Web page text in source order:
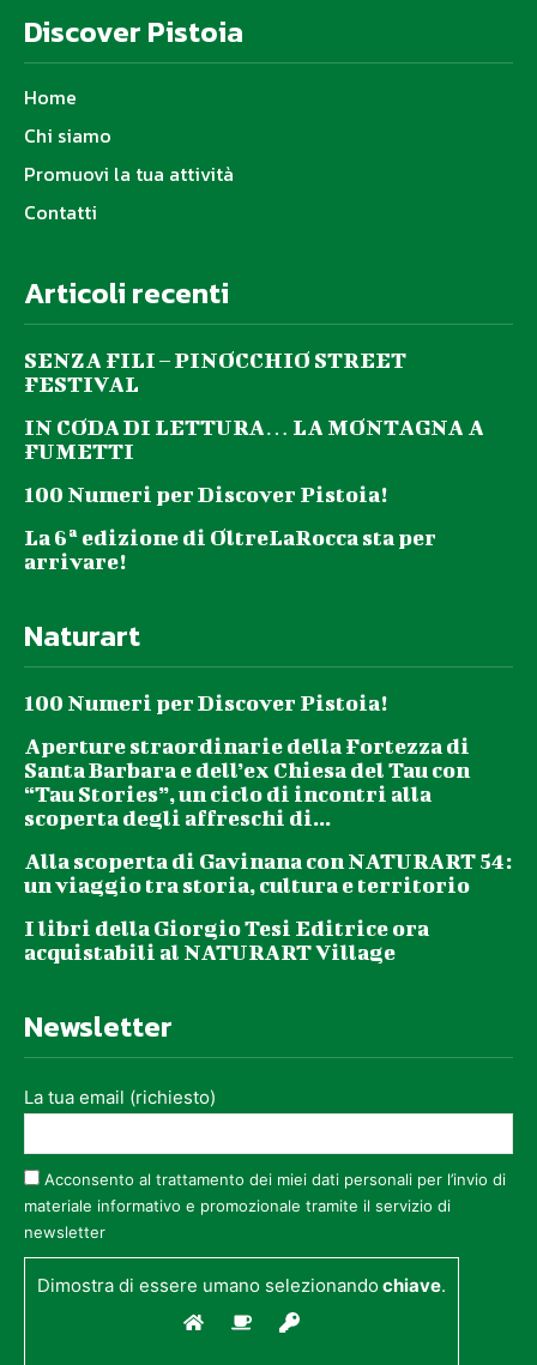
Discover Pistoia
Home
Chi siamo
Promuovi la tua attività
Contatti
Articoli recenti
SENZA FILI – PINOCCHIO STREET
FESTIVAL
IN CODA DI LETTURA… LA MONTAGNA A
FUMETTI
100 Numeri per Discover Pistoia!
La 6ª edizione di OltreLaRocca sta per
arrivare!
Naturart
100 Numeri per Discover Pistoia!
Aperture straordinarie della Fortezza di
Santa Barbara e dell’ex Chiesa del Tau con
“Tau Stories”, un ciclo di incontri alla
scoperta degli affreschi di...
Alla scoperta di Gavinana con NATURART 54:
un viaggio tra storia, cultura e territorio
I libri della Giorgio Tesi Editrice ora
acquistabili al NATURART Village
Newsletter
La tua email (richiesto)
Acconsento al trattamento dei miei dati personali per l’invio di
materiale informativo e promozionale tramite il servizio di
newsletter
Dimostra di essere umano selezionandochiave.